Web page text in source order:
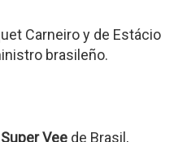
Carneiro y de Estácio
brasileño.
Vee de Brasil,